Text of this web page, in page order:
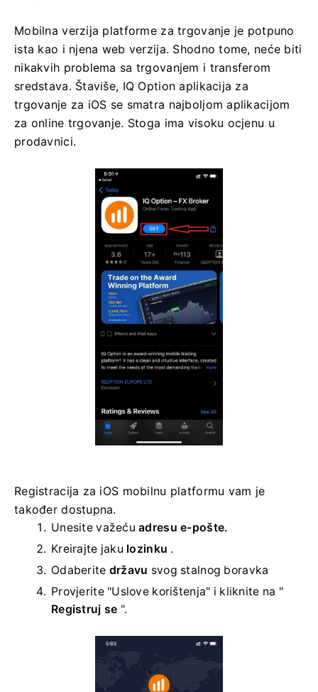
Mobilna verzija platforme za trgovanje je potpuno
ista kao i njena web verzija. Shodno tome, neće biti
nikakvih problema sa trgovanjem i transferom
sredstava. Štaviše, IQ Option aplikacija za
trgovanje za iOS se smatra najboljom aplikacijom
za online trgovanje. Stoga ima visoku ocjenu u
prodavnici.
Registracija za iOS mobilnu platformu vam je
također dostupna.
Unesite važećuadresu e-pošte.
Kreirajte jaku lozinku .
Odaberite državu svog stalnog boravka
Provjerite "Uslove korištenja" i kliknite na "
Registruj se ".